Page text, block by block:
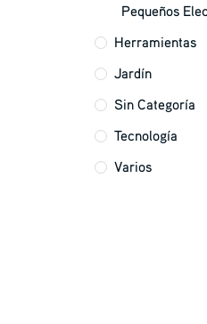
Pequeños
Herramientas
Jardín
Sin Categoría
Tecnología
Varios